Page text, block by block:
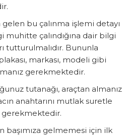
gelen bu çalınma işlemi detayı
muhitte çalındığına dair bilgi
tutturulmalıdır. Bununla
markası, modeli gibi
gerekmektedir.
tutanağı, araçtan almanız
anahtarını mutlak suretle
başımıza gelmemesi için ilk